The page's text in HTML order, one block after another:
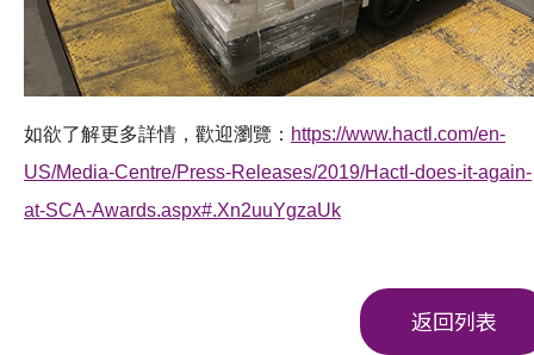
如欲了解更多詳情，歡迎瀏覽： https://www.hactl.com/en-
US/Media-Centre/Press-Releases/2019/Hactl-does-it-again-
at-SCA-Awards.aspx#.Xn2uuYgzaUk
返回列表